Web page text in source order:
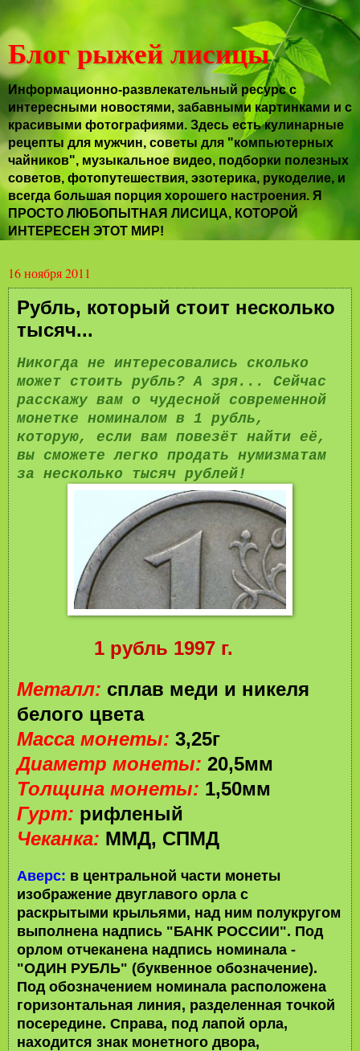
Блог рыжей лисицы
Информационно-развлекательный ресурс с
интересными новостями, забавными картинками и с
красивыми фотографиями. Здесь есть кулинарные
рецепты для мужчин, советы для "компьютерных
чайников", музыкальное видео, подборки полезных
советов, фотопутешествия, эзотерика, рукоделие, и
всегда большая порция хорошего настроения. Я
ПРОСТО ЛЮБОПЫТНАЯ ЛИСИЦА, КОТОРОЙ
ИНТЕРЕСЕН ЭТОТ МИР!
16 ноября 2011
Рубль, который стоит несколько
тысяч...
Никогда не интересовались сколько
может стоить рубль? А зря... Сейчас
расскажу вам о чудесной современной
монетке номиналом в 1 рубль,
которую, если вам повезёт найти её,
вы сможете легко продать нумизматам
за несколько тысяч рублей!
1 рубль 1997 г.
Металл: сплав меди и никеля
белого цвета
Масса монеты: 3,25г
Диаметр монеты: 20,5мм
Толщина монеты: 1,50мм
Гурт: рифленый
Чеканка: ММД, СПМД
Аверс: в центральной части монеты
изображение двуглавого орла с
раскрытыми крыльями, над ним полукругом
выполнена надпись "БАНК РОССИИ". Под
орлом отчеканена надпись номинала -
"ОДИН РУБЛЬ" (буквенное обозначение).
Под обозначением номинала расположена
горизонтальная линия, разделенная точкой
посередине. Справа, под лапой орла,
находится знак монетного двора,